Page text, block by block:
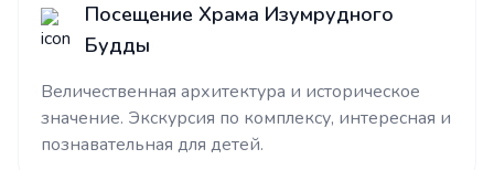
Посещение Храма Изумрудного
Будды
Величественная архитектура и историческое
значение. Экскурсия по комплексу, интересная и
познавательная для детей.